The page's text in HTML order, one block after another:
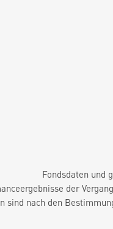
Fondsdaten und
der
sind nach den